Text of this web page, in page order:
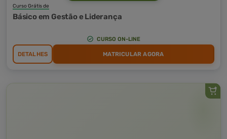
Curso Grátis de
Básico em Gestão e Liderança
CURSO ON-LINE
DETALHES MATRICULAR AGORA